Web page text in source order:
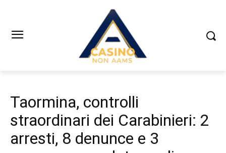
Taormina, controlli
straordinari dei Carabinieri: 2
arresti, 8 denunce e 3